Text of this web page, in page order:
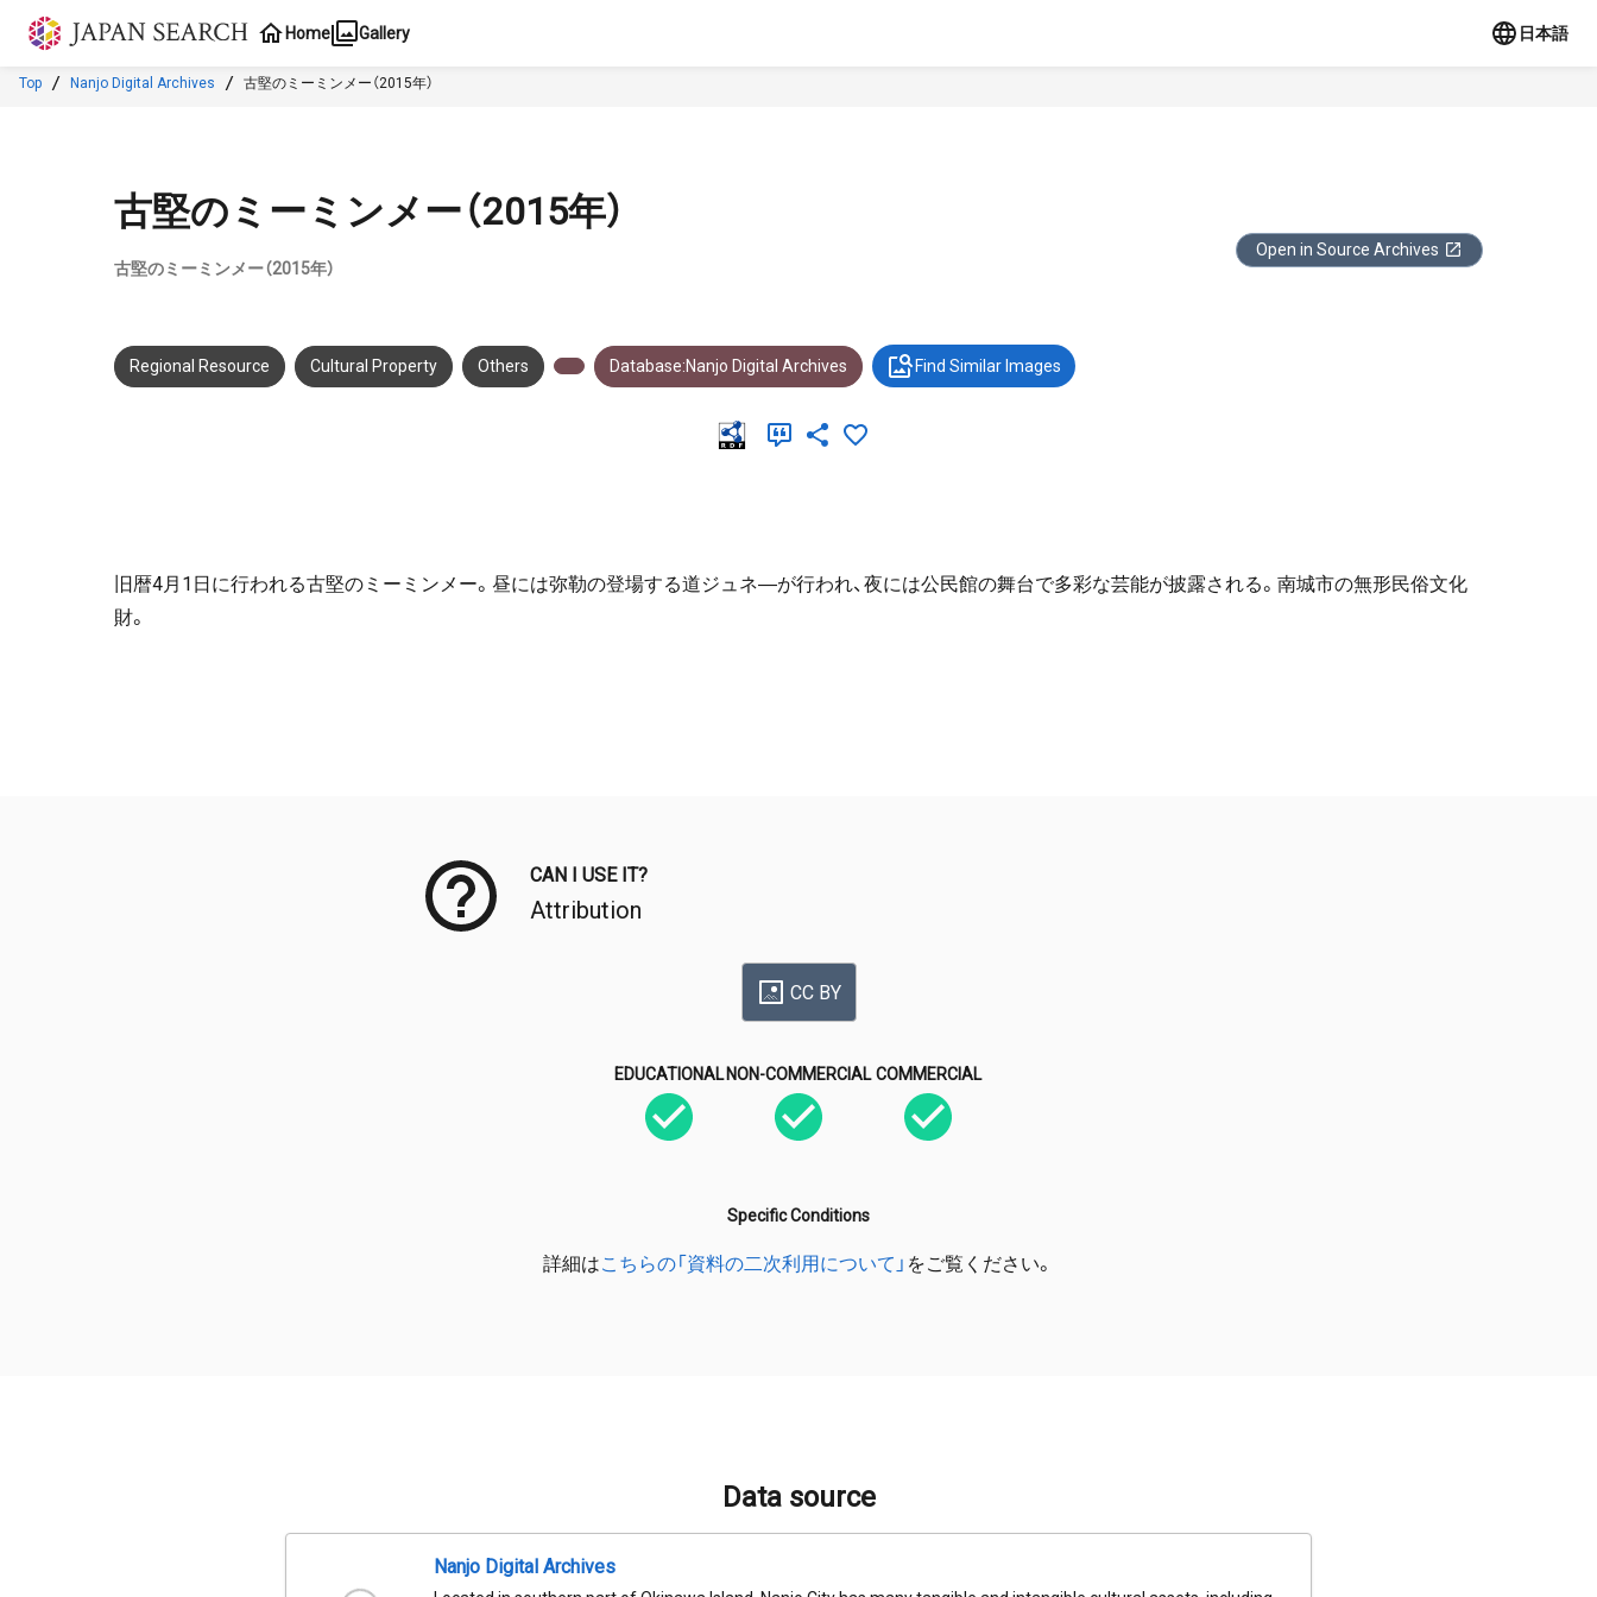
Jump to main content
Home Gallery 日本語
Top Nanjo Digital Archives 古堅のミーミンメー（2015年）
古堅のミーミンメー（2015年）
古堅のミーミンメー（2015年）
Open in Source Archives
Regional Resource Cultural Property Others Database:Nanjo Digital Archives Find Similar Images
旧暦4月1日に行われる古堅のミーミンメー。昼には弥勒の登場する道ジュネ―が行われ、夜には公民館の舞台で多彩な芸能が披露される。南城市の無形民俗文化
財。
CAN I USE IT?
Attribution
CC BY
EDUCATIONAL NON-COMMERCIAL COMMERCIAL
Specific Conditions
詳細はこちらの「資料の二次利用について」 をご覧ください。
Data source
Nanjo Digital Archives